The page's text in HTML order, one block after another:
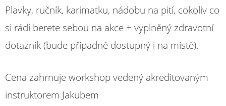
Plavky, ručník, karimatku, nádobu na pití, cokoliv co
si rádi berete sebou na akce + vyplněný zdravotní
dotazník (bude případně dostupný i na místě).
Cena zahrnuje workshop vedený akreditovaným
instruktorem Jakubem